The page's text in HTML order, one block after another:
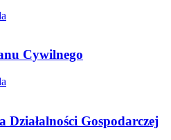
Cywilnego
Gospodarczej